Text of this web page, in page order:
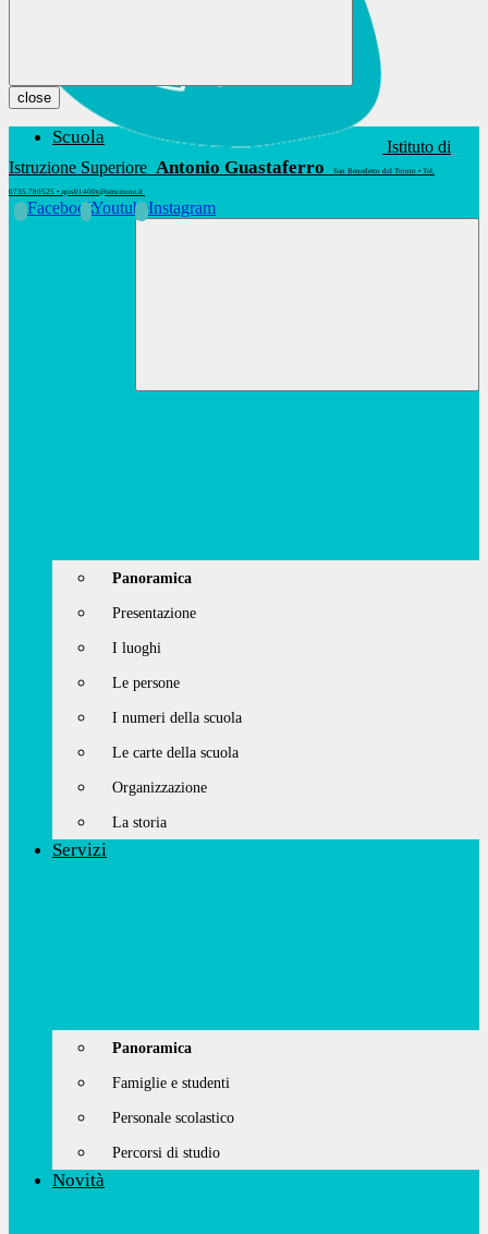
Istituto di
Istruzione Superiore Antonio Guastaferro San Benedetto del Tronto • Tel.
0735.780525 • apis01400t@istruzione.it
FacebookYoutubeInstagram
close
Scuola
Panoramica
Presentazione
I luoghi
Le persone
I numeri della scuola
Le carte della scuola
Organizzazione
La storia
Servizi
Panoramica
Famiglie e studenti
Personale scolastico
Percorsi di studio
Novità